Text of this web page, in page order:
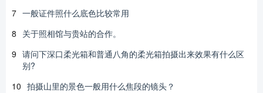
7 一般证件照什么底色比较常用
8 关于照相馆与贵站的合作。
9 请问下深口柔光箱和普通八角的柔光箱拍摄出来效果有什么区
别?
10 拍摄山里的景色一般用什么焦段的镜头？